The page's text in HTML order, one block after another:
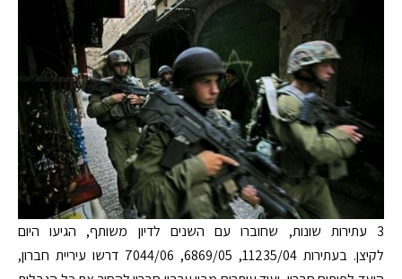
3 עתירות שונות, שחוברו עם השנים לדיון משותף, הגיעו היום
לקיצן. בעתירות 11235/04, 6869/05, 7044/06 דרשו עיריית חברון,